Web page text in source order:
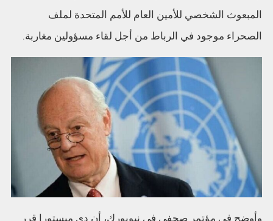
المبعوث الشخصي للأمين العام للأمم المتحدة لملف
الصحراء موجود في الرباط من أجل لقاء مسؤولين مغاربة.
وأوضح في مؤتمر صحفي في نيويورك، أن دي ميستورا قرر